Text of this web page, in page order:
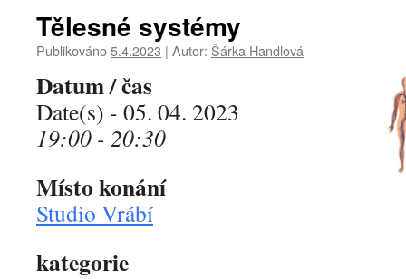
Tělesné systémy
Publikováno5.4.2023 | Autor: Šárka Handlová
Datum / čas
Date(s) - 05. 04. 2023
19:00 - 20:30
Místo konání
Studio Vrábí
kategorie